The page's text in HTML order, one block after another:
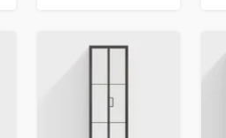
收藏